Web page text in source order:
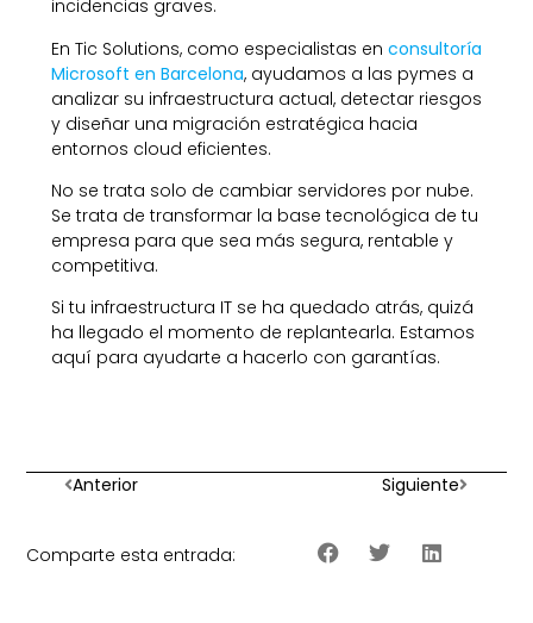
incidencias graves.
En Tic Solutions, como especialistas en consultoría
Microsoft en Barcelona, ayudamos a las pymes a
analizar su infraestructura actual, detectar riesgos
y diseñar una migración estratégica hacia
entornos cloud eficientes.
No se trata solo de cambiar servidores por nube.
Se trata de transformar la base tecnológica de tu
empresa para que sea más segura, rentable y
competitiva.
Si tu infraestructura IT se ha quedado atrás, quizá
ha llegado el momento de replantearla. Estamos
aquí para ayudarte a hacerlo con garantías.
Anterior Siguiente
Comparte esta entrada: